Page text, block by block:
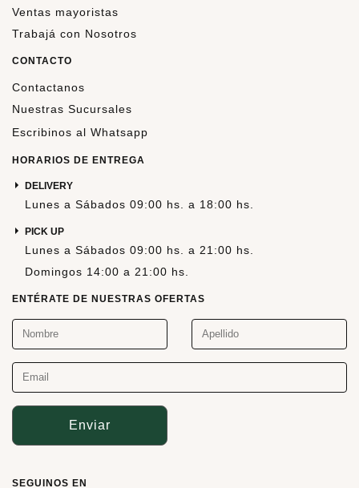
Ventas mayoristas
Trabajá con Nosotros
CONTACTO
Contactanos
Nuestras Sucursales
Escribinos al Whatsapp
HORARIOS DE ENTREGA
DELIVERY
Lunes a Sábados 09:00 hs. a 18:00 hs.
PICK UP
Lunes a Sábados 09:00 hs. a 21:00 hs.
Domingos 14:00 a 21:00 hs.
ENTÉRATE DE NUESTRAS OFERTAS
Enviar
SEGUINOS EN